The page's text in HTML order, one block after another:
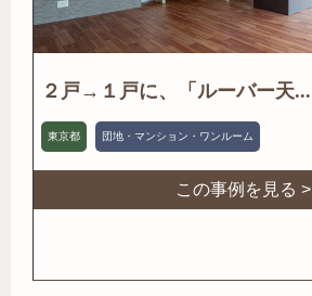
２戸→１戸に、「ルーバー天...
東京都 団地・マンション・ワンルーム
この事例を見る >